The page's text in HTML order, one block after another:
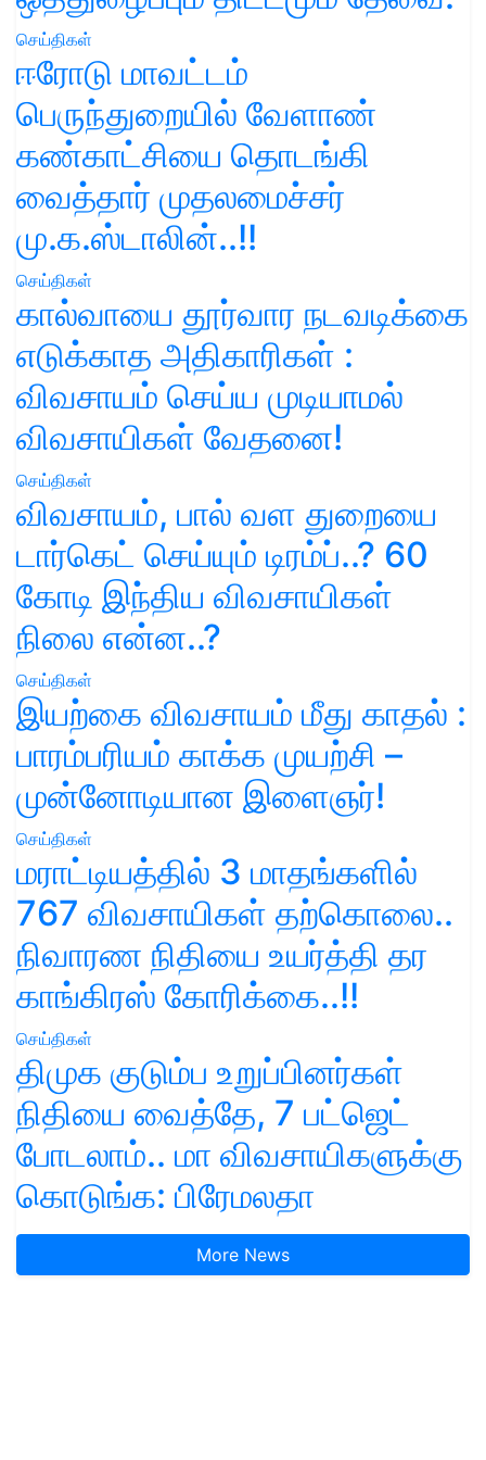
செய்திகள்
ஈரோடு மாவட்டம்
பெருந்துறையில் வேளாண்
கண்காட்சியை தொடங்கி
வைத்தார் முதலமைச்சர்
மு.க.ஸ்டாலின்..!!
செய்திகள்
கால்வாயை தூர்வார நடவடிக்கை
எடுக்காத அதிகாரிகள் :
விவசாயம் செய்ய முடியாமல்
விவசாயிகள் வேதனை!
செய்திகள்
விவசாயம், பால் வள துறையை
டார்கெட் செய்யும் டிரம்ப்..? 60
கோடி இந்திய விவசாயிகள்
நிலை என்ன..?
செய்திகள்
இயற்கை விவசாயம் மீது காதல் :
பாரம்பரியம் காக்க முயற்சி –
முன்னோடியான இளைஞர்!
செய்திகள்
மராட்டியத்தில் 3 மாதங்களில்
767 விவசாயிகள் தற்கொலை..
நிவாரண நிதியை உயர்த்தி தர
காங்கிரஸ் கோரிக்கை..!!
செய்திகள்
திமுக குடும்ப உறுப்பினர்கள்
நிதியை வைத்தே, 7 பட்ஜெட்
போடலாம்.. மா விவசாயிகளுக்கு
கொடுங்க: பிரேமலதா
More News